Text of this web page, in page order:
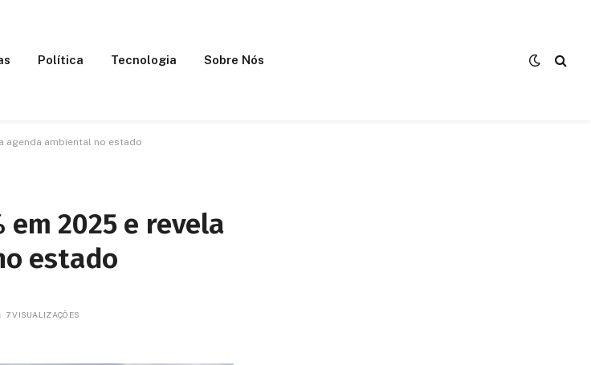
Política Tecnologia Sobre Nós
agenda ambiental no estado
2025 e revela
estado
7VISUALIZAÇÕES